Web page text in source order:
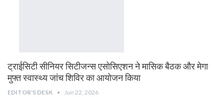
​ट्राईसिटी सीनियर सिटीजन्स एसोसिएशन ने मासिक बैठक और मेगा
मुफ्त स्वास्थ्य जांच शिविर का आयोजन किया
EDITOR'S DESK Jun 22, 2026